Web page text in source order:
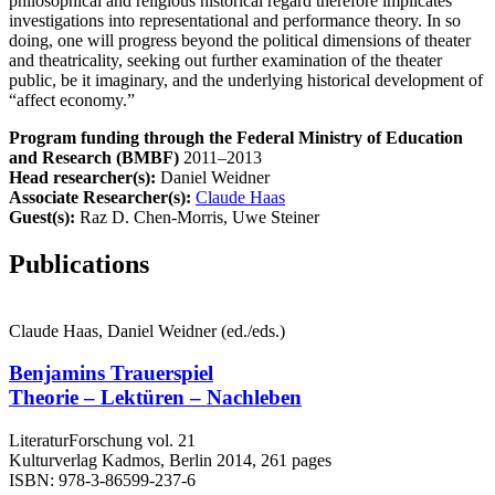
investigations into representational and performance theory. In so
doing, one will progress beyond the political dimensions of theater
and theatricality, seeking out further examination of the theater
public, be it imaginary, and the underlying historical development of
“affect economy.”
Program funding through the Federal Ministry of Education
and Research (BMBF) 2011–2013
Head researcher(s): Daniel Weidner
Associate Researcher(s): Claude Haas
Guest(s): Raz D. Chen-Morris, Uwe Steiner
Publications
Claude Haas, Daniel Weidner (ed./eds.)
Benjamins Trauerspiel
Theorie – Lektüren – Nachleben
LiteraturForschung vol. 21
Kulturverlag Kadmos, Berlin 2014, 261 pages
ISBN: 978-3-86599-237-6